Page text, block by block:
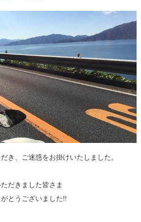
き、ご迷惑をお掛けいたしました。
だきました皆さま
とうございました!!